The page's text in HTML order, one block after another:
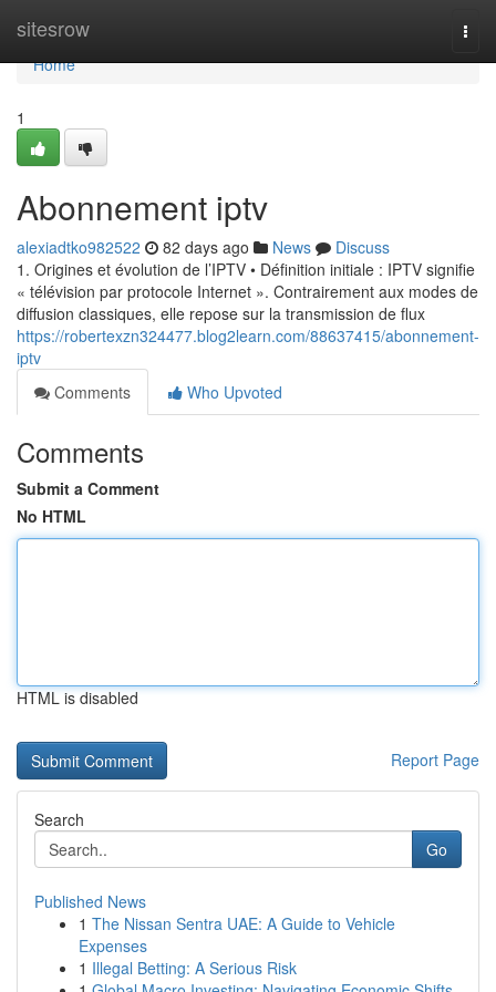
sitesrow
Home
Home
1
Abonnement iptv
alexiadtko982522 82 days ago News
Discuss
1. Origines et évolution de l’IPTV • Définition initiale : IPTV signifie
« télévision par protocole Internet ». Contrairement aux modes de
diffusion classiques, elle repose sur la transmission de flux
https://robertexzn324477.blog2learn.com/88637415/abonnement-
iptv
Comments
Who Upvoted
Comments
Submit a Comment
No HTML
HTML is disabled
Report Page
Search
Go
Published News
1 The Nissan Sentra UAE: A Guide to Vehicle
Expenses
1 Illegal Betting: A Serious Risk